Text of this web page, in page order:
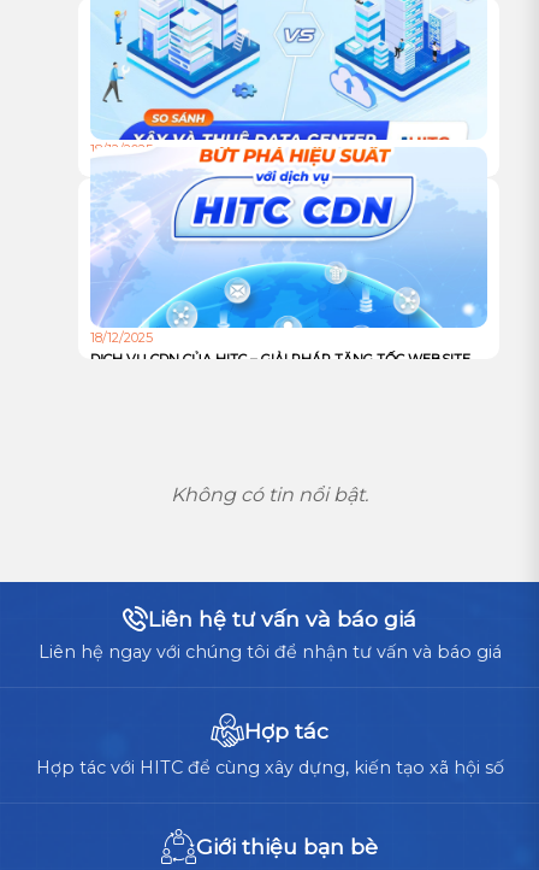
HÀNH, VƯƠN XA CÙNG HẠ TẦNG XANH
18/12/2025
TỰ XÂY HAY THUÊ TRUNG TÂM DỮ LIỆU: ĐÂU LÀ LỰA
CHỌN TỐI ƯU CHO DOANH NGHIỆP?
18/12/2025
DỊCH VỤ CDN CỦA HITC – GIẢI PHÁP TĂNG TỐC WEBSITE
Không có tin nổi bật.
Liên hệ tư vấn và báo giá
Liên hệ ngay với chúng tôi để nhận tư vấn và báo giá
Hợp tác
Hợp tác với HITC để cùng xây dựng, kiến tạo xã hội số
Giới thiệu bạn bè